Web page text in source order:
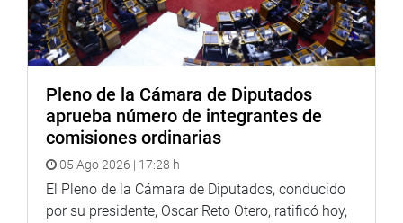
PRENSA-CONGRESO 17-8-17
Síguenos en nuestra página web y redes sociales.
http://www.congreso.gob.pe/
Facebook: https://www.facebook.com/congresoperu
Pleno de la Cámara de Diputados
aprueba número de integrantes de
comisiones ordinarias
05 Ago 2026 | 17:28 h
El Pleno de la Cámara de Diputados, conducido
por su presidente, Oscar Reto Otero, ratificó hoy,